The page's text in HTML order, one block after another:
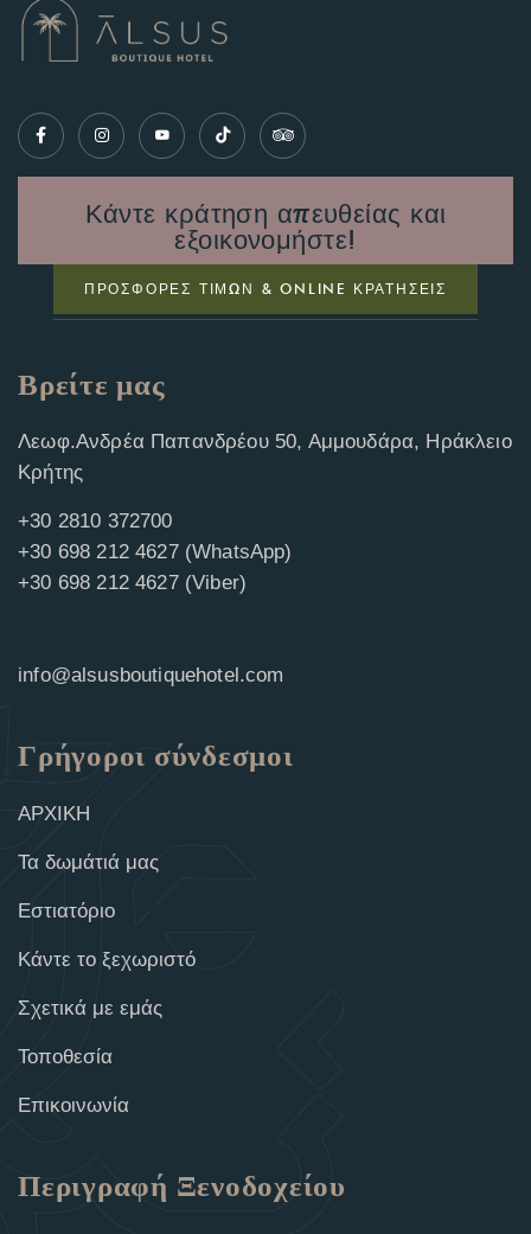
Κάντε κράτηση απευθείας και
εξοικονομήστε!
ΠΡΟΣΦΟΡΕΣ ΤΙΜΩΝ & ONLINE ΚΡΑΤΉΣΕΙΣ
Βρείτε μας
Λεωφ.Ανδρέα Παπανδρέου 50, Αμμουδάρα, Ηράκλειο
Κρήτης
+30 2810 372700
+30 698 212 4627 (WhatsApp)
+30 698 212 4627 (Viber)
info@alsusboutiquehotel.com
Γρήγοροι σύνδεσμοι
ΑΡΧΙΚΗ
Τα δωμάτιά μας
Εστιατόριο
Κάντε το ξεχωριστό
Σχετικά με εμάς
Τοποθεσία
Επικοινωνία
Περιγραφή Ξενοδοχείου